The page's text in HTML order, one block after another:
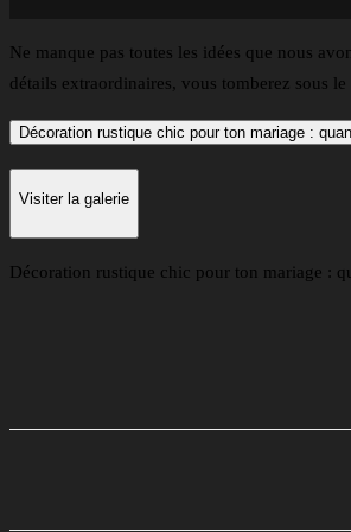
Ne manque pas toutes les idées que nous
détails extraordinaires, vous tomberez sous le
Décoration rustique chic pour ton mariage :
Visiter la galerie
Décoration rustique chic pour ton mariage :